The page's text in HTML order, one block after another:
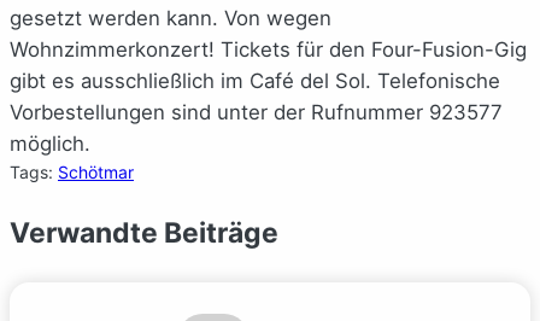
gesetzt werden kann. Von wegen
Wohnzimmerkonzert! Tickets für den Four-Fusion-Gig
gibt es ausschließlich im Café del Sol. Telefonische
Vorbestellungen sind unter der Rufnummer 923577
möglich.
Tags: Schötmar
Verwandte Beiträge